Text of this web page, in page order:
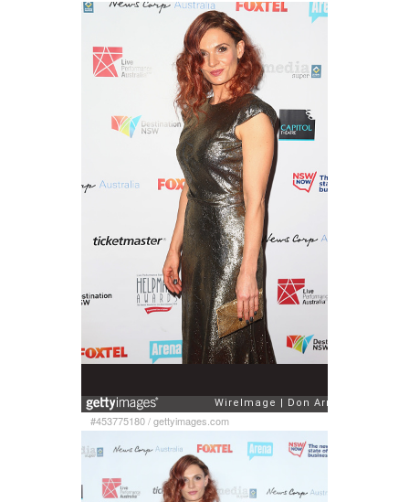
#453775180/gettyimages.com